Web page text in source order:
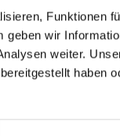
Funktionen
wir
weiter.
haben